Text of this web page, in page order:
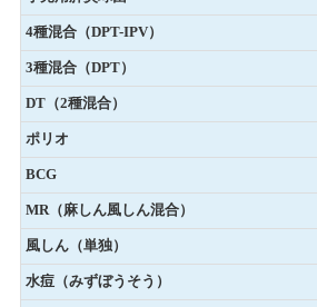
4種混合（DPT-IPV）
3種混合（DPT）
DT（2種混合）
ポリオ
BCG
MR（麻しん風しん混合）
風しん（単独）
水痘（みずぼうそう）